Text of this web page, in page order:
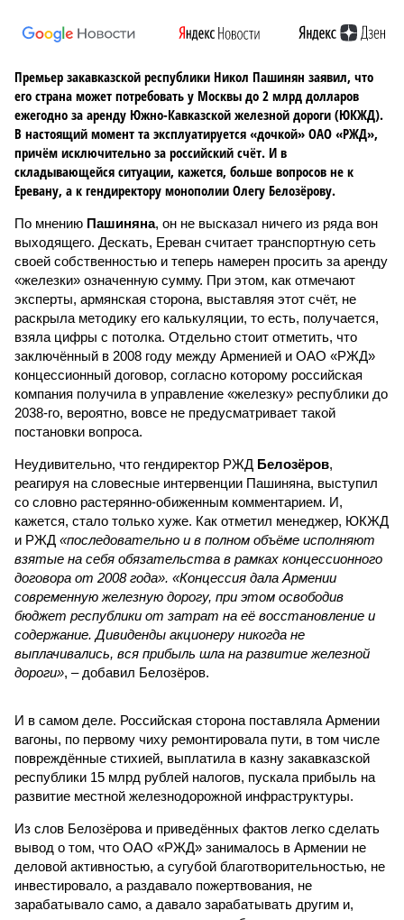
Премьер закавказской республики Никол Пашинян заявил, что
его страна может потребовать у Москвы до 2 млрд долларов
ежегодно за аренду Южно-Кавказской железной дороги (ЮКЖД).
В настоящий момент та эксплуатируется «дочкой» ОАО «РЖД»,
причём исключительно за российский счёт. И в
складывающейся ситуации, кажется, больше вопросов не к
Еревану, а к гендиректору монополии Олегу Белозёрову.
По мнению Пашиняна, он не высказал ничего из ряда вон
выходящего. Дескать, Ереван считает транспортную сеть
своей собственностью и теперь намерен просить за аренду
«железки» означенную сумму. При этом, как отмечают
эксперты, армянская сторона, выставляя этот счёт, не
раскрыла методику его калькуляции, то есть, получается,
взяла цифры с потолка. Отдельно стоит отметить, что
заключённый в 2008 году между Арменией и ОАО «РЖД»
концессионный договор, согласно которому российская
компания получила в управление «железку» республики до
2038-го, вероятно, вовсе не предусматривает такой
постановки вопроса.
Неудивительно, что гендиректор РЖД Белозёров,
реагируя на словесные интервенции Пашиняна, выступил
со словно растерянно-обиженным комментарием. И,
кажется, стало только хуже. Как отметил менеджер, ЮКЖД
и РЖД «последовательно и в полном объёме исполняют
взятые на себя обязательства в рамках концессионного
договора от 2008 года». «Концессия дала Армении
современную железную дорогу, при этом освободив
бюджет республики от затрат на её восстановление и
содержание. Дивиденды акционеру никогда не
выплачивались, вся прибыль шла на развитие железной
дороги», – добавил Белозёров.
И в самом деле. Российская сторона поставляла Армении
вагоны, по первому чиху ремонтировала пути, в том числе
повреждённые стихией, выплатила в казну закавказской
республики 15 млрд рублей налогов, пускала прибыль на
развитие местной железнодорожной инфраструктуры.
Из слов Белозёрова и приведённых фактов легко сделать
вывод о том, что ОАО «РЖД» занималось в Армении не
деловой активностью, а сугубой благотворительностью, не
инвестировало, а раздавало пожертвования, не
зарабатывало само, а давало зарабатывать другим и,